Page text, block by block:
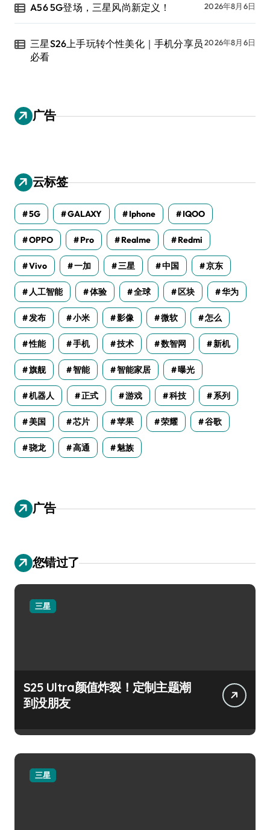
A56 5G登场，三星风尚新定义！ 2026年8月6日
三星S26上手玩转个性美化｜手机分享员
必看
2026年8月6日
广告
云标签
5G GALAXY Iphone IQOO
OPPO Pro Realme Redmi
Vivo 一加 三星 中国 京东
人工智能 体验 全球 区块 华为
发布 小米 影像 微软 怎么
性能 手机 技术 数智网 新机
旗舰 智能 智能家居 曝光
机器人 正式 游戏 科技 系列
美国 芯片 苹果 荣耀 谷歌
骁龙 高通 魅族
广告
您错过了
三星
S25 Ultra颜值炸裂！定制主题潮
到没朋友
三星